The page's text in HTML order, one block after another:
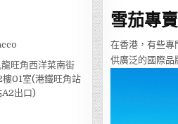
旺角西洋菜南街
樓01室(港鐵旺角站
A2出口)
雪茄專
在香港，有些
供廣泛的國際